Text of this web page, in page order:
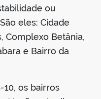
ou
eles: Cidade
Complexo Betânia,
e Bairro da
10, os bairros